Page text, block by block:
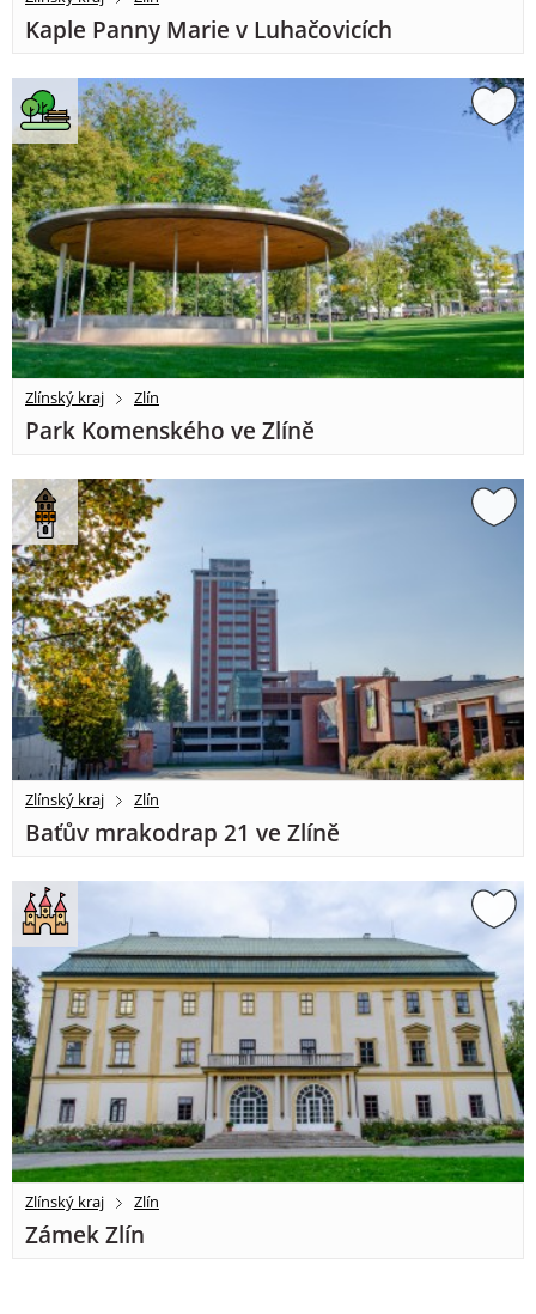
Kaple Panny Marie v Luhačovicích
Zlínský kraj Zlín
Park Komenského ve Zlíně
Zlínský kraj Zlín
Baťův mrakodrap 21 ve Zlíně
Zlínský kraj Zlín
Zámek Zlín